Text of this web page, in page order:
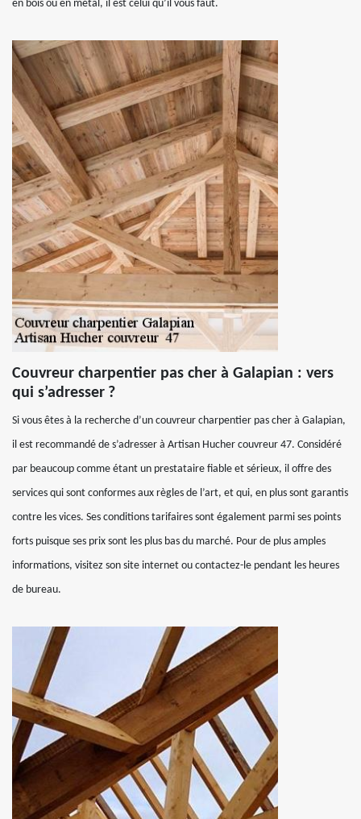
en bois ou en métal, il est celui qu’il vous faut.
Couvreur charpentier pas cher à Galapian : vers
qui s’adresser ?
Si vous êtes à la recherche d’un couvreur charpentier pas cher à Galapian,
il est recommandé de s’adresser à Artisan Hucher couvreur 47. Considéré
par beaucoup comme étant un prestataire fiable et sérieux, il offre des
services qui sont conformes aux règles de l’art, et qui, en plus sont garantis
contre les vices. Ses conditions tarifaires sont également parmi ses points
forts puisque ses prix sont les plus bas du marché. Pour de plus amples
informations, visitez son site internet ou contactez-le pendant les heures
de bureau.